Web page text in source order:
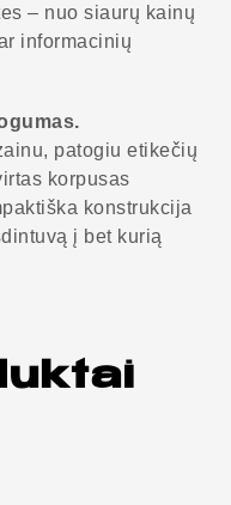
– nuo siaurų kainų
informacinių
patogiu etikečių
korpusas
konstrukcija
į bet kurią